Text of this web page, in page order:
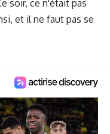
soir, ce n'était pas
et il ne faut pas se